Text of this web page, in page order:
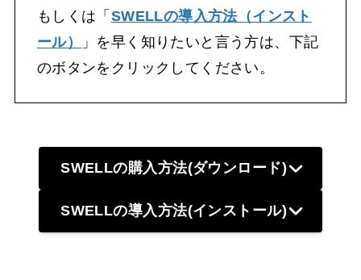
もしくは「 SWELLの導入方法（インスト
ール）
」を早く知りたいと言う方は、下記
のボタンをクリックしてください。
SWELLの購入方法(ダウンロード)
SWELLの導入方法(インストール)